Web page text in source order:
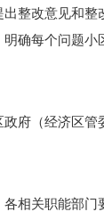
出整改意见和整
明确每个问题小
（经济区管委
关职能部门要